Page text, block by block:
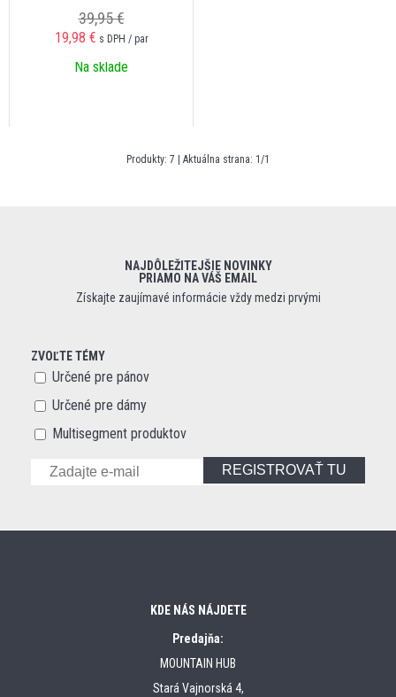
39,95 €
19,98 € s DPH / par
Na sklade
Produkty: 7 | Aktuálna strana: 1/1
NAJDÔLEŽITEJŠIE NOVINKY
PRIAMO NA VÁŠ EMAIL
Získajte zaujímavé informácie vždy medzi prvými
ZVOĽTE TÉMY
Určené pre pánov
Určené pre dámy
Multisegment produktov
REGISTROVAŤ TU
KDE NÁS NÁJDETE
Predajňa:
MOUNTAIN HUB
Stará Vajnorská 4,